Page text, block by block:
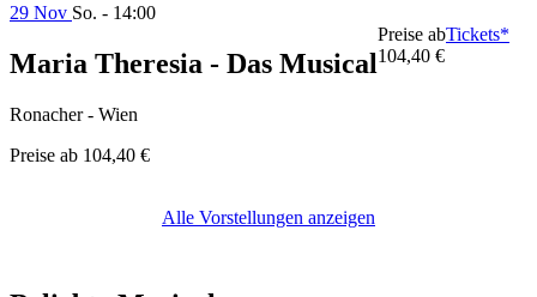
29 Nov So. - 14:00
Maria Theresia - Das Musical
Ronacher - Wien
Preise ab 104,40 €
Preise ab
104,40 €
Tickets*
Alle Vorstellungen anzeigen